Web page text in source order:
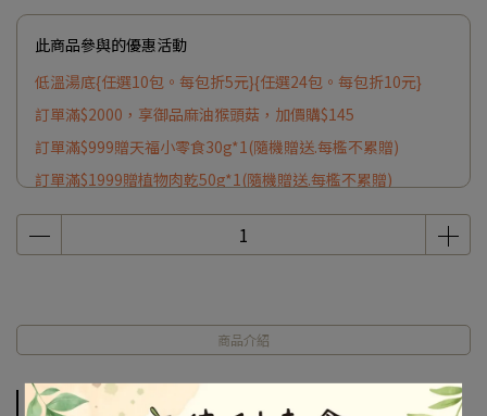
此商品參與的優惠活動
低溫湯底{任選10包。每包折5元}{任選24包。每包折10元}
訂單滿$2000，享御品麻油猴頭菇，加價購$145
訂單滿$999贈天福小零食30g*1(隨機贈送.每檻不累贈)
訂單滿$1999贈植物肉乾50g*1(隨機贈送.每檻不累贈)
商品介紹
商品介紹